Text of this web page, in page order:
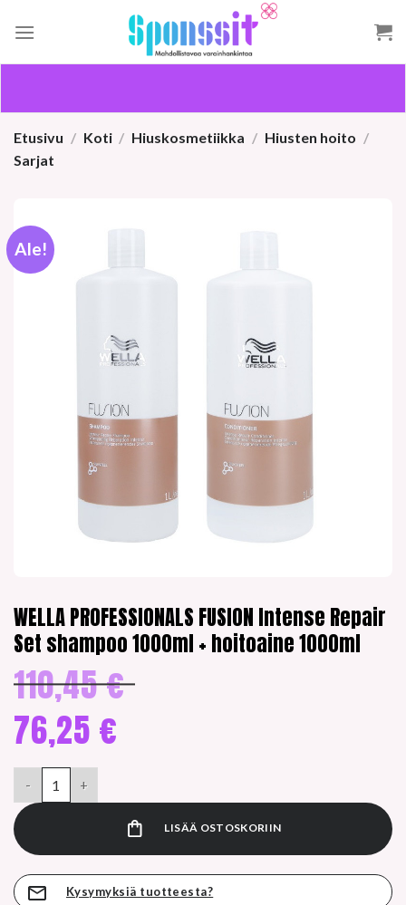
Etusivu / Koti / Hiuskosmetiikka / Hiusten hoito /
Sarjat
Ale!
WELLA PROFESSIONALS FUSION Intense Repair
Set shampoo 1000ml + hoitoaine 1000ml
110,45€ hinta
76,25 €
hinta
on:
76,25 €.
LISÄÄ OSTOSKORIIN
Kysymyksiä tuotteesta?